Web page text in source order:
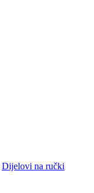
Dijelovi na ručki